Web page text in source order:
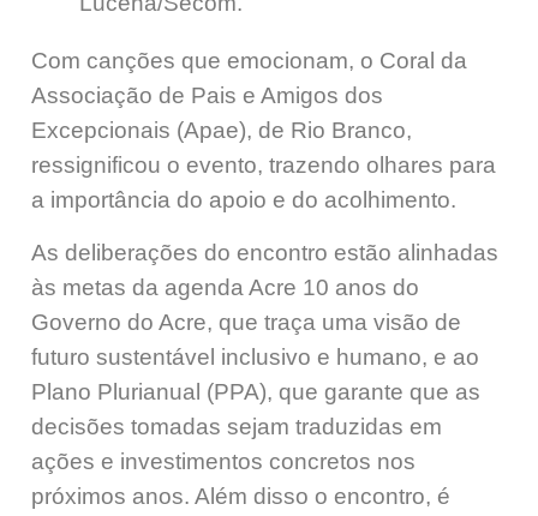
Com canções que emocionam, o Coral da
Associação de Pais e Amigos dos
Excepcionais (Apae), de Rio Branco,
ressignificou o evento, trazendo olhares para
a importância do apoio e do acolhimento.
As deliberações do encontro estão alinhadas
às metas da agenda Acre 10 anos do
Governo do Acre, que traça uma visão de
futuro sustentável inclusivo e humano, e ao
Plano Plurianual (PPA), que garante que as
decisões tomadas sejam traduzidas em
ações e investimentos concretos nos
próximos anos. Além disso o encontro, é